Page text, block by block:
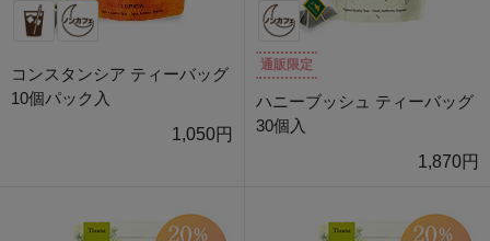
コンスタンシア ティーバッグ
10個パック入
1,050円
通販限定
ハニーブッシュ ティーバッグ
30個入
1,870円